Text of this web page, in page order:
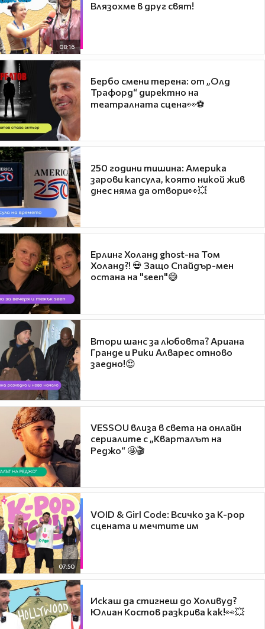
08:16
Влязохме в друг свят!
Бербо смени терена: от „Олд
Трафорд“ директно на
театралната сцена👀⚽
250 години тишина: Америка
зарови капсула, която никой жив
днес няма да отвори👀💥
Ерлинг Холанд ghost-на Том
Холанд?! 💀 Защо Спайдър-мен
остана на "seen"😅
Втори шанс за любовта? Ариана
Гранде и Рики Алварес отново
заедно!😍
VESSOU влиза в света на онлайн
сериалите с „Кварталът на
Реджо“ 🤩🎬
07:50
VOID & Girl Code: Всичко за K-pop
сцената и мечтите им
Искаш да стигнеш до Холивуд?
Юлиан Костов разкрива как!👀💥